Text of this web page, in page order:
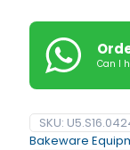
Can I
SKU:
Bakeware